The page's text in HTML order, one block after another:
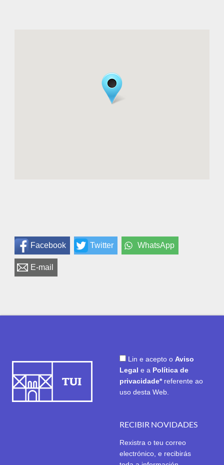
Facebook Twitter WhatsApp
E-mail
Lin e acepto o Aviso
Legal e a Política de
privacidade* referente ao
uso desta Web.
RECIBIR NOVIDADES
Rexistra o teu correo
electrónico, e recibirás